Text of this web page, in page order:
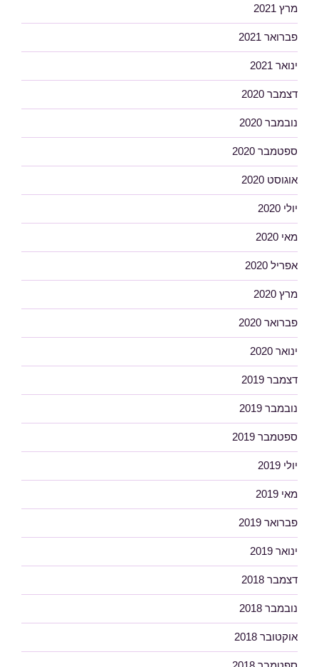
מרץ 2021
פברואר 2021
ינואר 2021
דצמבר 2020
נובמבר 2020
ספטמבר 2020
אוגוסט 2020
יולי 2020
מאי 2020
אפריל 2020
מרץ 2020
פברואר 2020
ינואר 2020
דצמבר 2019
נובמבר 2019
ספטמבר 2019
יולי 2019
מאי 2019
פברואר 2019
ינואר 2019
דצמבר 2018
נובמבר 2018
אוקטובר 2018